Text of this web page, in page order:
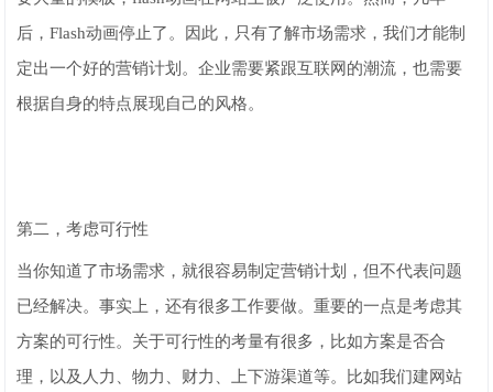
后，Flash动画停止了。因此，只有了解市场需求，我们才能制
定出一个好的营销计划。企业需要紧跟互联网的潮流，也需要
根据自身的特点展现自己的风格。
第二，考虑可行性
当你知道了市场需求，就很容易制定营销计划，但不代表问题
已经解决。事实上，还有很多工作要做。重要的一点是考虑其
方案的可行性。关于可行性的考量有很多，比如方案是否合
理，以及人力、物力、财力、上下游渠道等。比如我们建网站